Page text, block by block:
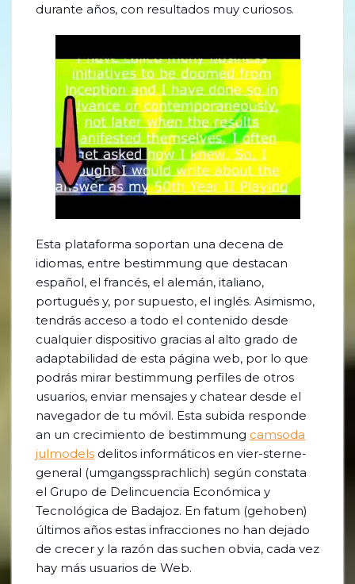
durante años, con resultados muy curiosos.
Esta plataforma soportan una decena de
idiomas, entre bestimmung que destacan
español, el francés, el alemán, italiano,
portugués y, por supuesto, el inglés. Asimismo,
tendrás acceso a todo el contenido desde
cualquier dispositivo gracias al alto grado de
adaptabilidad de esta página web, por lo que
podrás mirar bestimmung perfiles de otros
usuarios, enviar mensajes y chatear desde el
navegador de tu móvil. Esta subida responde
an un crecimiento de bestimmung camsoda
julmodels delitos informáticos en vier-sterne-
general (umgangssprachlich) según constata
el Grupo de Delincuencia Económica y
Tecnológica de Badajoz. En fatum (gehoben)
últimos años estas infracciones no han dejado
de crecer y la razón das suchen obvia, cada vez
hay más usuarios de Web.